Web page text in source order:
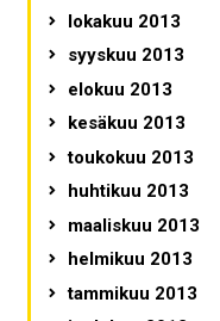
lokakuu 2013
syyskuu 2013
elokuu 2013
kesäkuu 2013
toukokuu 2013
huhtikuu 2013
maaliskuu 2013
helmikuu 2013
tammikuu 2013